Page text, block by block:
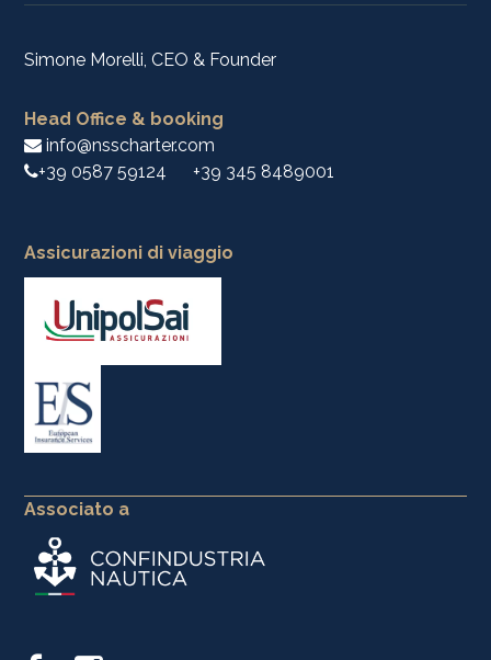
Simone Morelli, CEO & Founder
Head Office & booking
info@nsscharter.com
+39 0587 59124
+39 345 8489001
Assicurazioni di viaggio
Associato a